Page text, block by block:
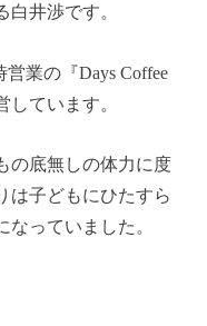
井渉です。
業の『Days Coffee
しています。
の底無しの体力に度
は子どもにひたすら
っていました。